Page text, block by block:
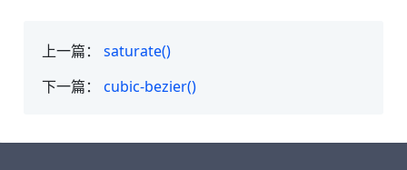
上一篇： saturate()
下一篇： cubic-bezier()